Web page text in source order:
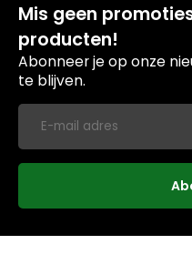
Mis geen
producten!
Abonneer je op onze
te blijven.